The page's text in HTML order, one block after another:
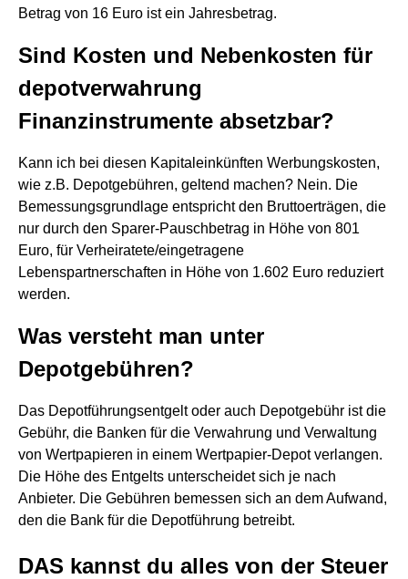
Betrag von 16 Euro ist ein Jahresbetrag.
Sind Kosten und Nebenkosten für
depotverwahrung
Finanzinstrumente absetzbar?
Kann ich bei diesen Kapitaleinkünften Werbungskosten,
wie z.B. Depotgebühren, geltend machen? Nein. Die
Bemessungsgrundlage entspricht den Bruttoerträgen, die
nur durch den Sparer-Pauschbetrag in Höhe von 801
Euro, für Verheiratete/eingetragene
Lebenspartnerschaften in Höhe von 1.602 Euro reduziert
werden.
Was versteht man unter
Depotgebühren?
Das Depotführungsentgelt oder auch Depotgebühr ist die
Gebühr, die Banken für die Verwahrung und Verwaltung
von Wertpapieren in einem Wertpapier-Depot verlangen.
Die Höhe des Entgelts unterscheidet sich je nach
Anbieter. Die Gebühren bemessen sich an dem Aufwand,
den die Bank für die Depotführung betreibt.
DAS kannst du alles von der Steuer